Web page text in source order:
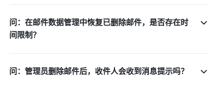
问：在邮件数据管理中恢复已删除邮件，是否存在时
间限制？
问：管理员删除邮件后，收件人会收到消息提示吗？